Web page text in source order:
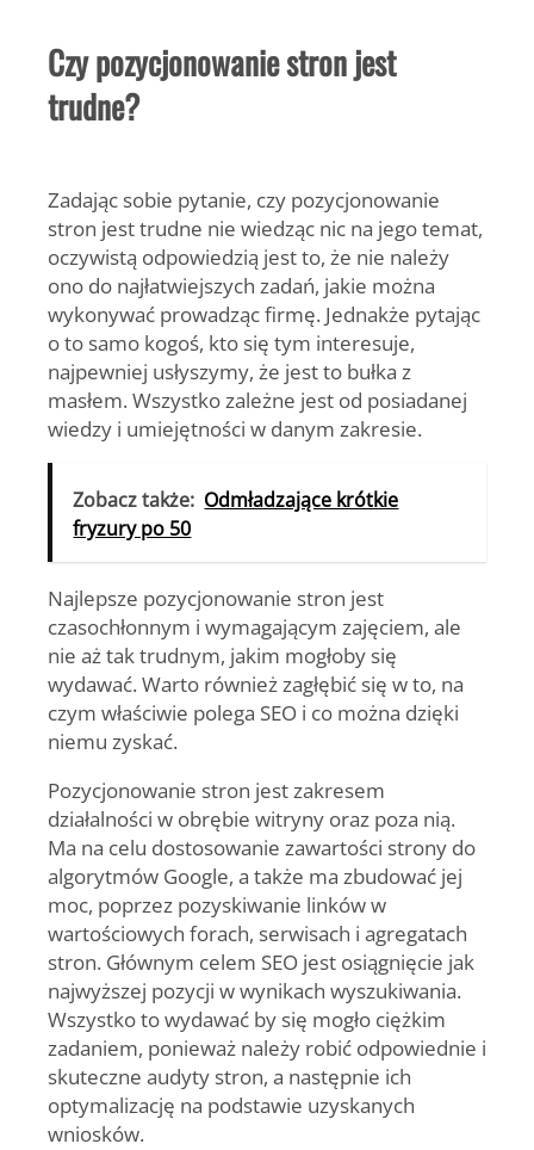
Czy pozycjonowanie stron jest
trudne?
Zadając sobie pytanie, czy pozycjonowanie
stron jest trudne nie wiedząc nic na jego temat,
oczywistą odpowiedzią jest to, że nie należy
ono do najłatwiejszych zadań, jakie można
wykonywać prowadząc firmę. Jednakże pytając
o to samo kogoś, kto się tym interesuje,
najpewniej usłyszymy, że jest to bułka z
masłem. Wszystko zależne jest od posiadanej
wiedzy i umiejętności w danym zakresie.
Zobacz także: Odmładzające krótkie
fryzury po 50
Najlepsze pozycjonowanie stron jest
czasochłonnym i wymagającym zajęciem, ale
nie aż tak trudnym, jakim mogłoby się
wydawać. Warto również zagłębić się w to, na
czym właściwie polega SEO i co można dzięki
niemu zyskać.
Pozycjonowanie stron jest zakresem
działalności w obrębie witryny oraz poza nią.
Ma na celu dostosowanie zawartości strony do
algorytmów Google, a także ma zbudować jej
moc, poprzez pozyskiwanie linków w
wartościowych forach, serwisach i agregatach
stron. Głównym celem SEO jest osiągnięcie jak
najwyższej pozycji w wynikach wyszukiwania.
Wszystko to wydawać by się mogło ciężkim
zadaniem, ponieważ należy robić odpowiednie i
skuteczne audyty stron, a następnie ich
optymalizację na podstawie uzyskanych
wniosków.